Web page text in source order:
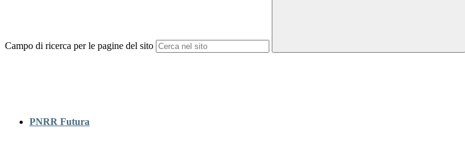
Campo di ricerca per le pagine del sito
PNRR Futura